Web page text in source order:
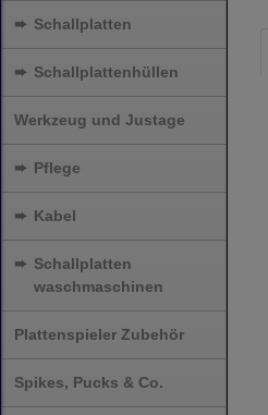
➨ Schallplatten
➨ Schallplattenhüllen
Werkzeug und Justage
➨ Pflege
➨ Kabel
➨ Schallplatten
waschmaschinen
Plattenspieler Zubehör
Spikes, Pucks & Co.